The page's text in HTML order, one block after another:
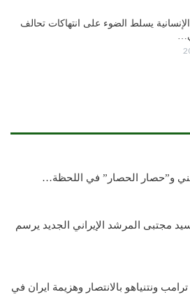
يسلط الضوء على انتهاكات تحالف
و”حصار الحصار” في اللحظة…
مجتبى المرشد الإيراني الجديد يرسم
ونتنياهو بالانتصار وهزيمة ايران في